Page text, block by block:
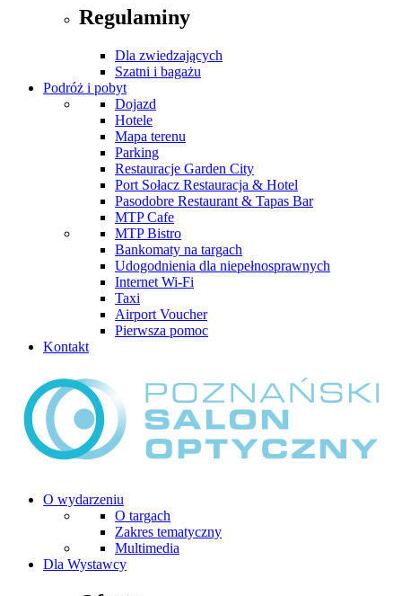
Regulaminy
Dla zwiedzających
Szatni i bagażu
Podróż i pobyt
Dojazd
Hotele
Mapa terenu
Parking
Restauracje Garden City
Port Sołacz Restauracja & Hotel
Pasodobre Restaurant & Tapas Bar
MTP Cafe
MTP Bistro
Bankomaty na targach
Udogodnienia dla niepełnosprawnych
Internet Wi-Fi
Taxi
Airport Voucher
Pierwsza pomoc
Kontakt
O wydarzeniu
O targach
Zakres tematyczny
Multimedia
Dla Wystawcy